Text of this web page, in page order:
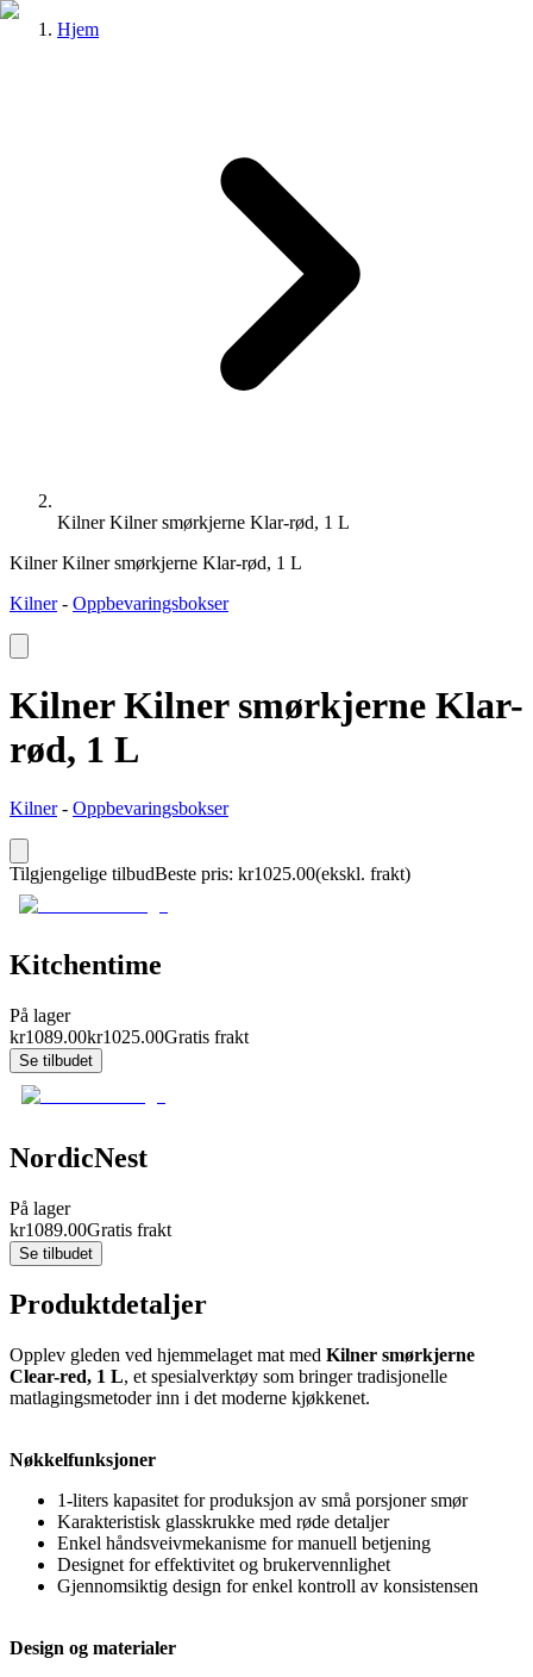
Hjem
Kilner Kilner smørkjerne Klar-rød, 1 L
Kilner Kilner smørkjerne Klar-rød, 1 L
Kilner- Oppbevaringsbokser
Kilner Kilner smørkjerne Klar-
rød, 1 L
Kilner- Oppbevaringsbokser
Tilgjengelige tilbudBeste pris: kr1025.00(ekskl. frakt)
Kitchentime
På lager
kr1089.00kr1025.00Gratis frakt
Se tilbudet
NordicNest
På lager
kr1089.00Gratis frakt
Se tilbudet
Produktdetaljer
Opplev gleden ved hjemmelaget mat med Kilner smørkjerne
Clear-red, 1 L, et spesialverktøy som bringer tradisjonelle
matlagingsmetoder inn i det moderne kjøkkenet.
Nøkkelfunksjoner
1-liters kapasitet for produksjon av små porsjoner smør
Karakteristisk glasskrukke med røde detaljer
Enkel håndsveivmekanisme for manuell betjening
Designet for effektivitet og brukervennlighet
Gjennomsiktig design for enkel kontroll av konsistensen
Design og materialer